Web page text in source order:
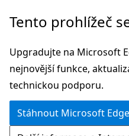
Přeskočit
hlavní
obsah
Přeskočit
navigaci
na
stránce
Tento prohlížeč
Upgradujte na Microsoft
nejnovější funkce,
technickou podporu.
Stáhnout Microsoft Edge